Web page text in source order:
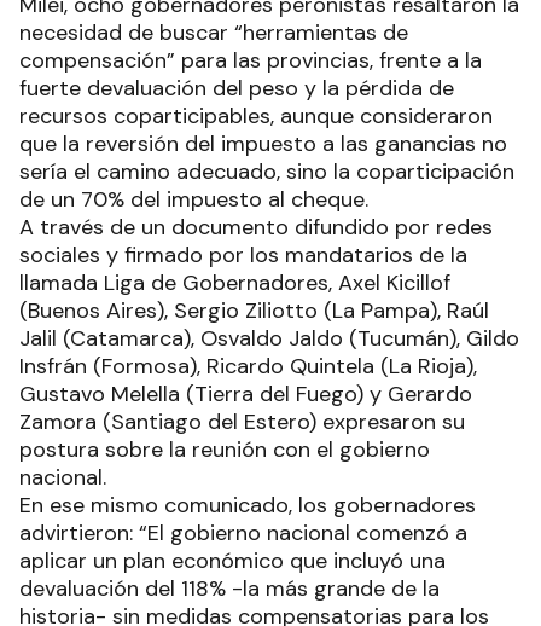
Quintela dio detalles del encuentro y explicó que
como respuesta a cada consulta que se le realizó
al presidente, la respuesta fue: “No hay plata”.
Previo al anuncio del Decreto de Necesidad y
Urgencia, Milei se reunió por primera vez con los
23 gobernadores y el jefe de Gobierno porteño
donde el mandatario insistió en que cada
provincia debe enfocarse en equilibrar sus
cuentas y les pidió el acompañamiento al
paquete de proyectos económicos previstos
para su gestión.
Como consecuencia del encuentro con Javier
Milei, ocho gobernadores peronistas resaltaron la
necesidad de buscar “herramientas de
compensación” para las provincias, frente a la
fuerte devaluación del peso y la pérdida de
recursos coparticipables, aunque consideraron
que la reversión del impuesto a las ganancias no
sería el camino adecuado, sino la coparticipación
de un 70% del impuesto al cheque.
A través de un documento difundido por redes
sociales y firmado por los mandatarios de la